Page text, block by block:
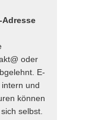
Adresse
oder
E-
und
können
selbst.